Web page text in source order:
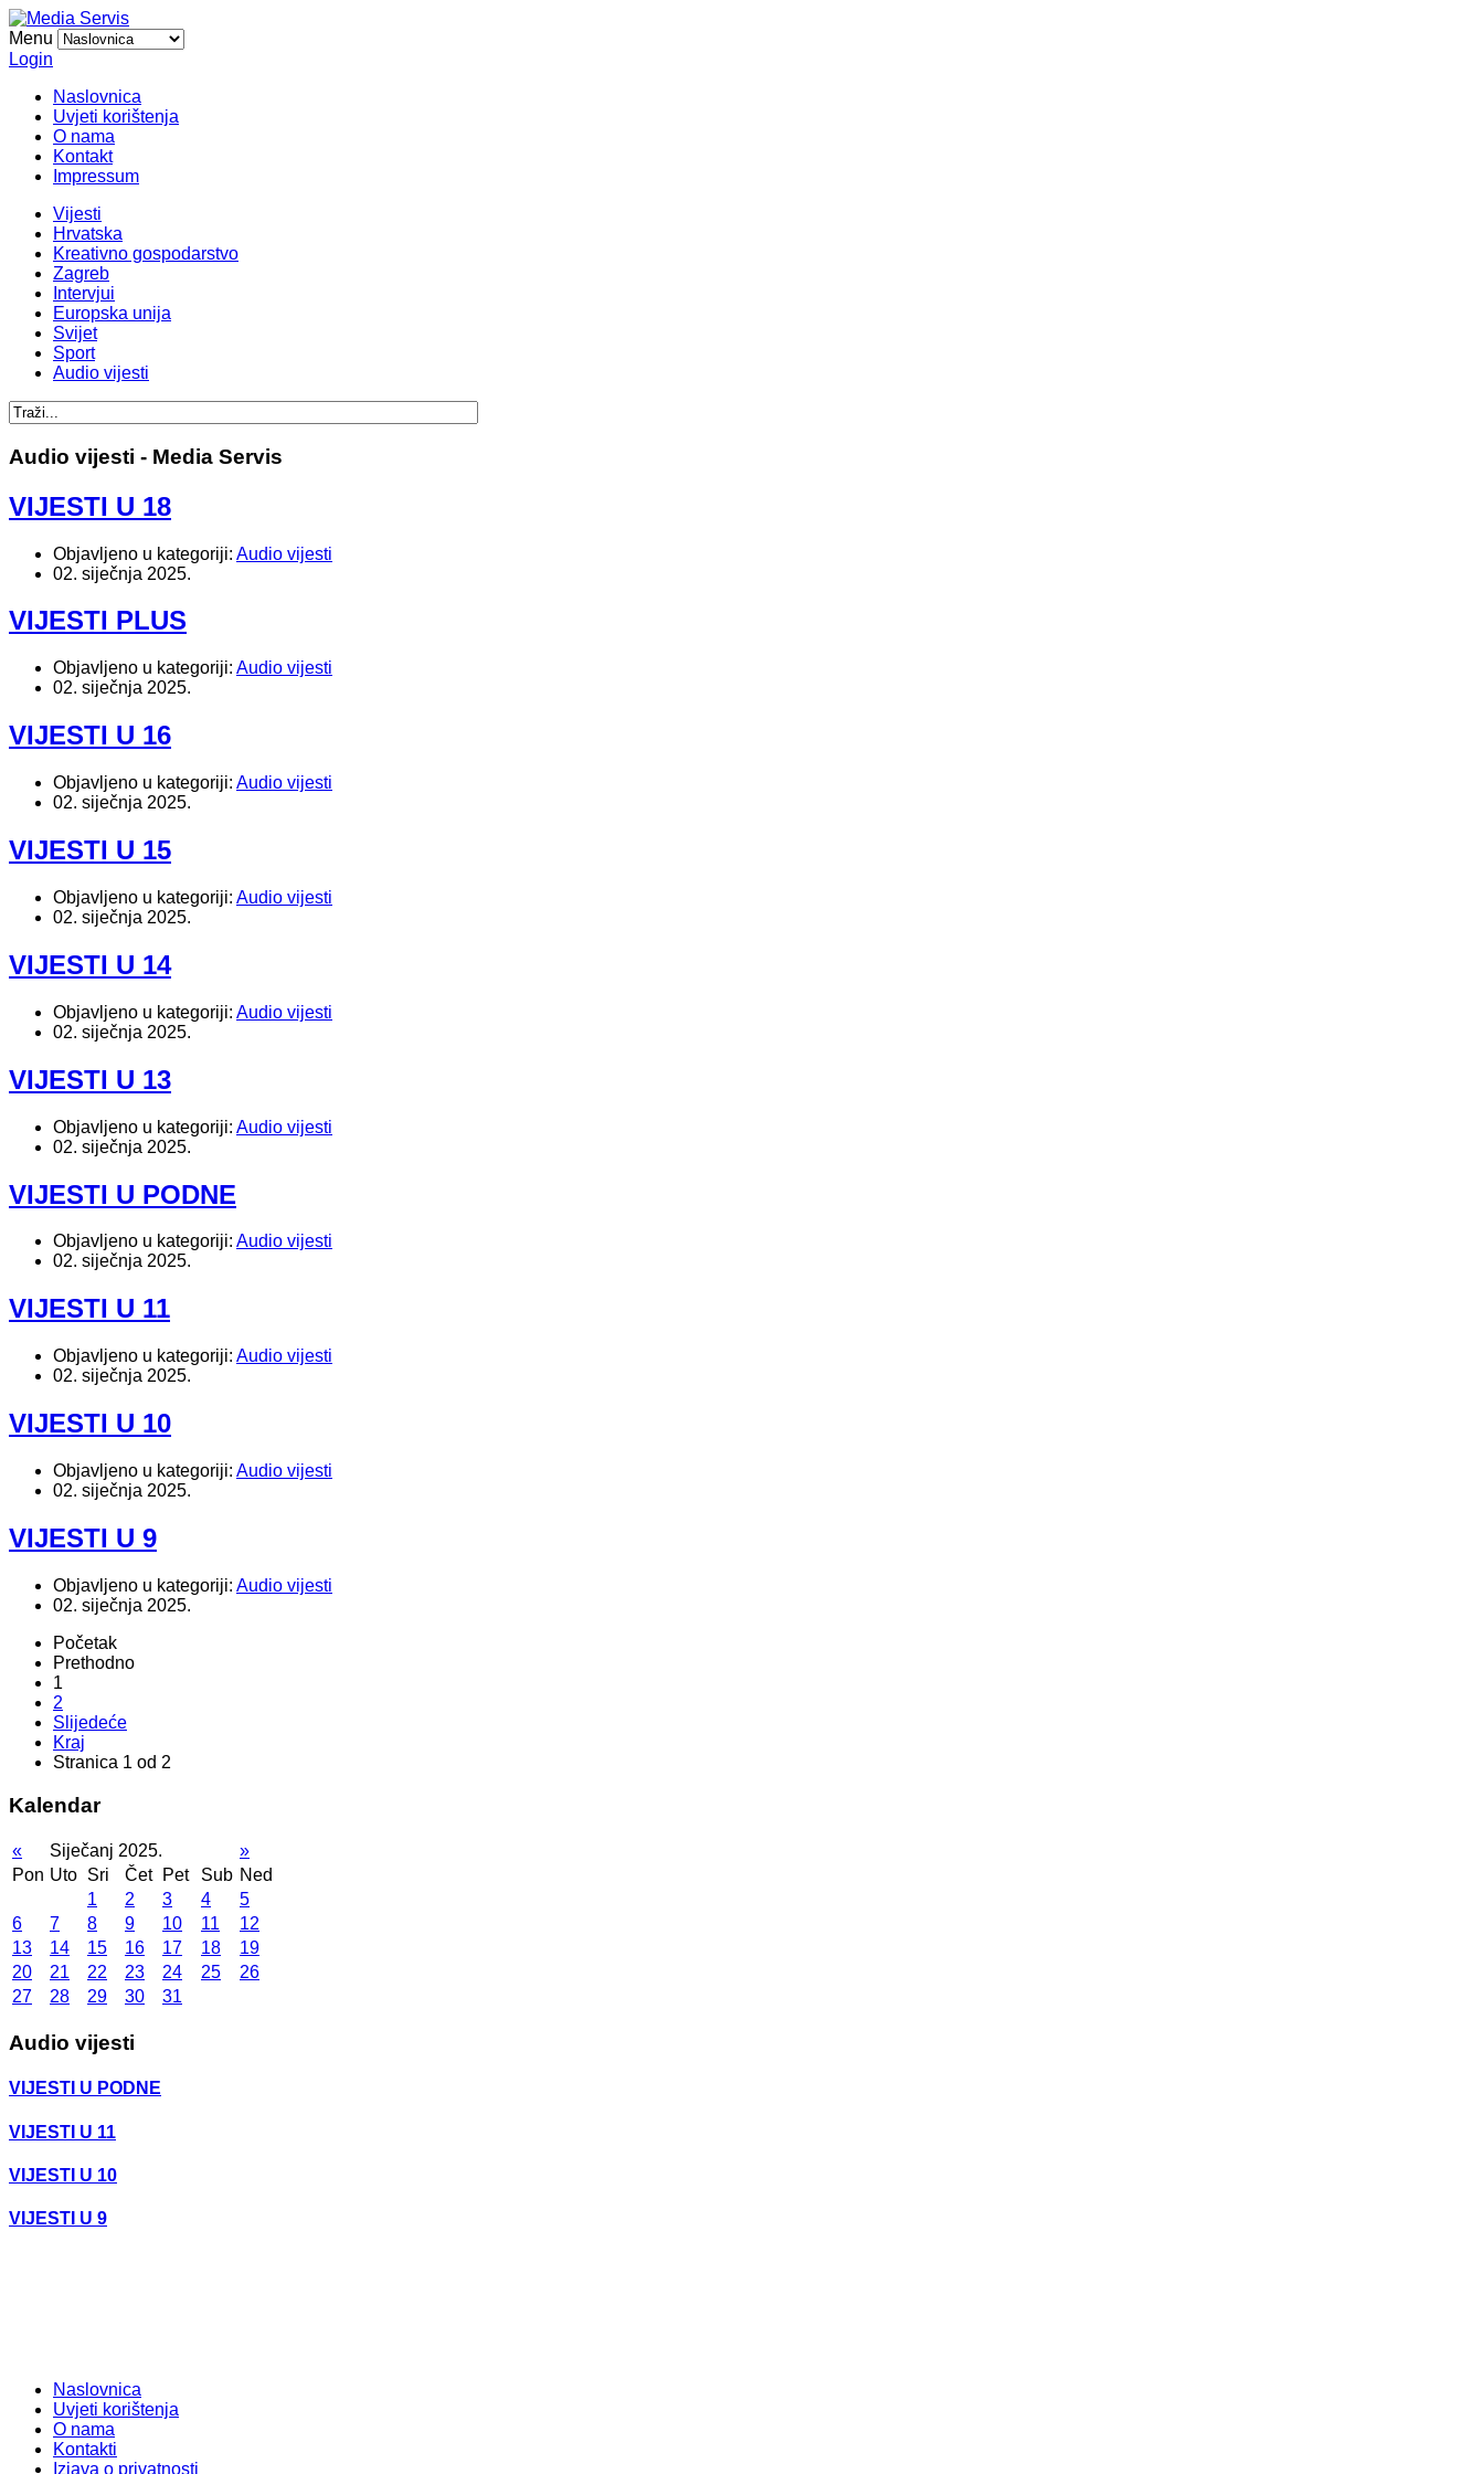
Menu
Login
Naslovnica
Uvjeti korištenja
O nama
Kontakt
Impressum
Vijesti
Hrvatska
Kreativno gospodarstvo
Zagreb
Intervjui
Europska unija
Svijet
Sport
Audio vijesti
Audio vijesti - Media Servis
VIJESTI U 18
Objavljeno u kategoriji: Audio vijesti
02. siječnja 2025.
VIJESTI PLUS
Objavljeno u kategoriji: Audio vijesti
02. siječnja 2025.
VIJESTI U 16
Objavljeno u kategoriji: Audio vijesti
02. siječnja 2025.
VIJESTI U 15
Objavljeno u kategoriji: Audio vijesti
02. siječnja 2025.
VIJESTI U 14
Objavljeno u kategoriji: Audio vijesti
02. siječnja 2025.
VIJESTI U 13
Objavljeno u kategoriji: Audio vijesti
02. siječnja 2025.
VIJESTI U PODNE
Objavljeno u kategoriji: Audio vijesti
02. siječnja 2025.
VIJESTI U 11
Objavljeno u kategoriji: Audio vijesti
02. siječnja 2025.
VIJESTI U 10
Objavljeno u kategoriji: Audio vijesti
02. siječnja 2025.
VIJESTI U 9
Objavljeno u kategoriji: Audio vijesti
02. siječnja 2025.
Početak
Prethodno
1
2
Slijedeće
Kraj
Stranica 1 od 2
Kalendar
« Siječanj 2025.
»
Pon Uto Sri Čet Pet Sub Ned
1
2 3 4
5
6
7 8 9 10 11
12
13
14 15 16 17 18
19
20
21 22 23 24 25
26
27
28 29 30 31
Audio vijesti
VIJESTI U PODNE
VIJESTI U 11
VIJESTI U 10
VIJESTI U 9
Naslovnica
Uvjeti korištenja
O nama
Kontakti
Izjava o privatnosti